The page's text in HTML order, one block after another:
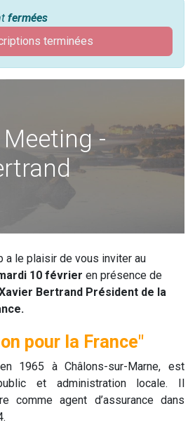
fermées
terminées
-
a le plaisir de vous inviter au
10 février en présence de
Bertrand Président de la
pour la France"
1965 à Châlons-sur-Marne, est
et administration locale. Il
comme agent d’assurance dans